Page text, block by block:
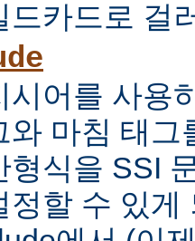
드카드로 걸
시어를 사용
와 마침 태그
형식을 SSI
정할 수 있게